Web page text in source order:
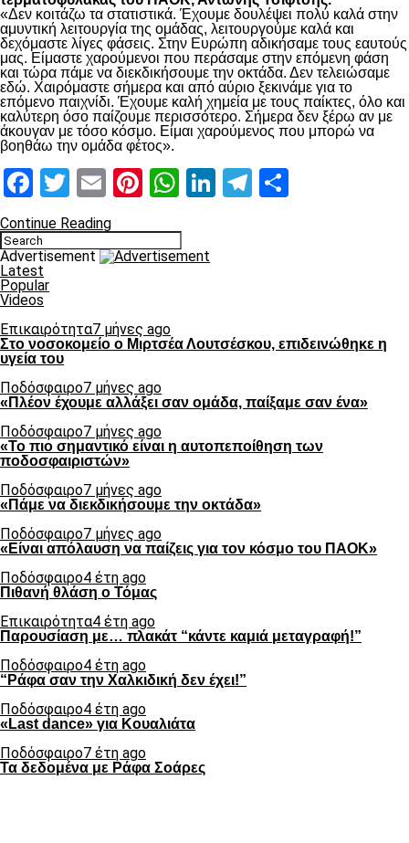
«Δεν κοιτάζω τα στατιστικά. Έχουμε δουλέψει πολύ καλά στην
αμυντική λειτουργία της ομάδας, λειτουργούμε καλά και
δεχόμαστε λίγες φάσεις. Στην Ευρώπη αδικήσαμε τους εαυτούς
μας. Είμαστε χαρούμενοι που περάσαμε στην επόμενη φάση
και τώρα πάμε να διεκδικήσουμε την οκτάδα. Δεν τελειώσαμε
εδώ. Χαιρόμαστε σήμερα και από αύριο ξεκινάμε για το
επόμενο παιχνίδι. Έχουμε καλή χημεία με τους παίκτες, όλο και
καλύτερη όσο παίζουμε περισσότερο. Σήμερα δεν ξέρω αν με
άκουγαν με τόσο κόσμο. Είμαι χαρούμενος που μπορώ να
βοηθάω την ομάδα φέτος».
Facebook
Twitter
EmailPinterest
WhatsApp
LinkedIn
Telegram
Continue Reading
Advertisement
Latest
Popular
Videos
Επικαιρότητα7 μήνες ago
Στο νοσοκομείο ο Μιρτσέα Λουτσέσκου, επιδεινώθηκε η
υγεία του
Ποδόσφαιρο7 μήνες ago
«Πλέον έχουμε αλλάξει σαν ομάδα, παίξαμε σαν ένα»
Ποδόσφαιρο7 μήνες ago
«Το πιο σημαντικό είναι η αυτοπεποίθηση των
ποδοσφαιριστών»
Ποδόσφαιρο7 μήνες ago
«Πάμε να διεκδικήσουμε την οκτάδα»
Ποδόσφαιρο7 μήνες ago
«Είναι απόλαυση να παίζεις για τον κόσμο του ΠΑΟΚ»
Ποδόσφαιρο4 έτη ago
Πιθανή θλάση ο Τόμας
Επικαιρότητα4 έτη ago
Παρουσίαση με… πλακάτ “κάντε καμιά μεταγραφή!”
Ποδόσφαιρο4 έτη ago
“Ράφα σαν την Χαλκιδική δεν έχει!”
Ποδόσφαιρο4 έτη ago
«Last dance» για Κουαλιάτα
Ποδόσφαιρο7 έτη ago
Τα δεδομένα με Ράφα Σοάρες